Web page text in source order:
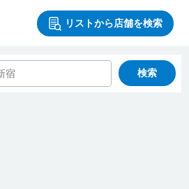
リストから店舗を検索
検索